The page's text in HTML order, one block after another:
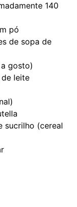
140
pó
de sopa de
gosto)
leite
sucrilho (cereal